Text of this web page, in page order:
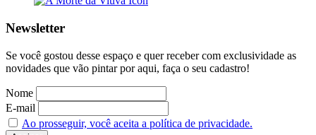
Newsletter
Se você gostou desse espaço e quer receber com exclusividade as
novidades que vão pintar por aqui, faça o seu cadastro!
Nome
E-mail
Ao prosseguir, você aceita a política de privacidade.